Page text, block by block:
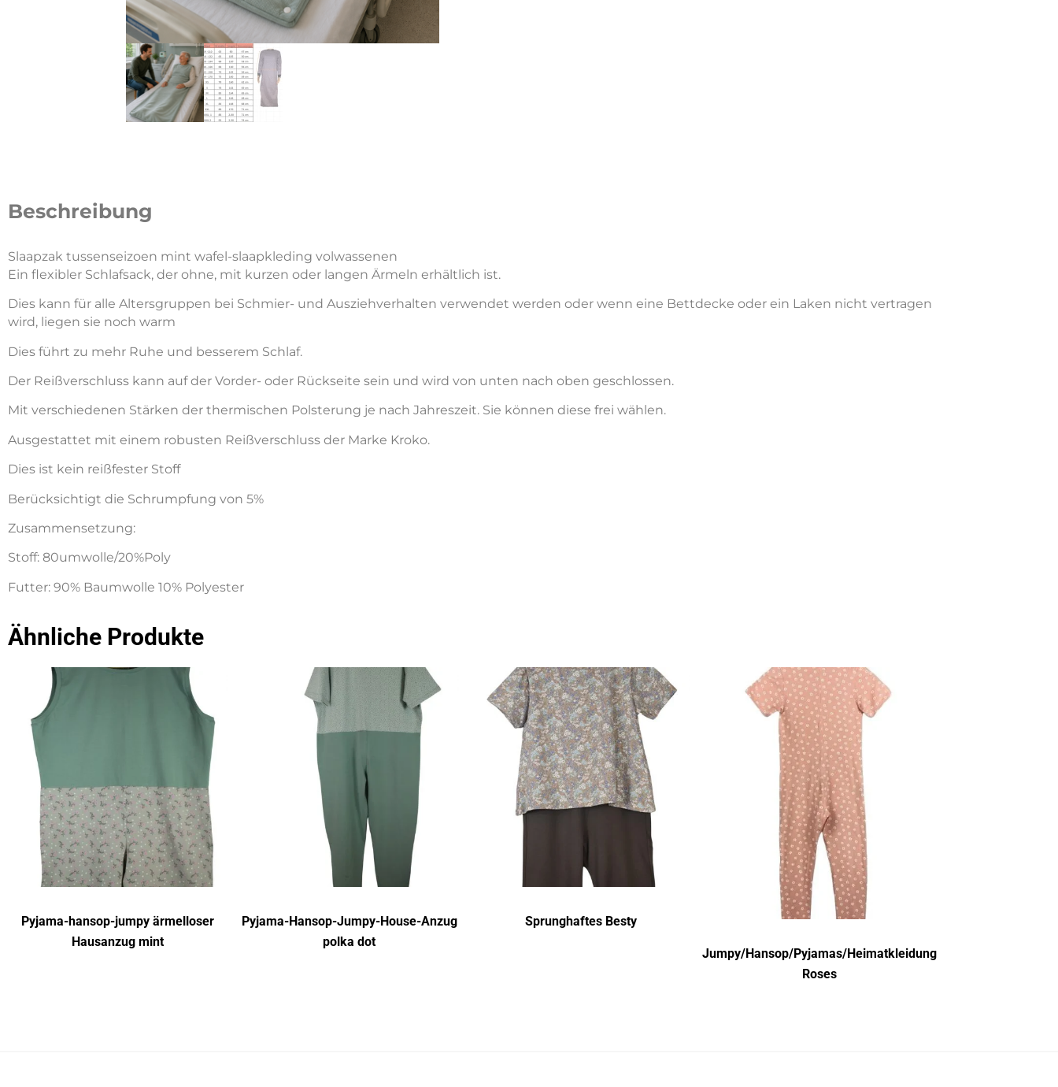
Beschreibung
Slaapzak tussenseizoen mint wafel-slaapkleding volwassenen
Ein flexibler Schlafsack, der ohne, mit kurzen oder langen Ärmeln erhältlich ist.
Dies kann für alle Altersgruppen bei Schmier- und Ausziehverhalten verwendet werden oder wenn eine Bettdecke oder ein Laken nicht vertragen
wird, liegen sie noch warm
Dies führt zu mehr Ruhe und besserem Schlaf.
Der Reißverschluss kann auf der Vorder- oder Rückseite sein und wird von unten nach oben geschlossen.
Mit verschiedenen Stärken der thermischen Polsterung je nach Jahreszeit. Sie können diese frei wählen.
Ausgestattet mit einem robusten Reißverschluss der Marke Kroko.
Dies ist kein reißfester Stoff
Berücksichtigt die Schrumpfung von 5%
Zusammensetzung:
Stoff: 80umwolle/20%Poly
Futter: 90% Baumwolle 10% Polyester
Ähnliche Produkte
Pyjama-hansop-jumpy ärmelloser
Hausanzug mint
Pyjama-Hansop-Jumpy-House-Anzug
polka dot
Sprunghaftes Besty
Jumpy/Hansop/Pyjamas/Heimatkleidung
Roses